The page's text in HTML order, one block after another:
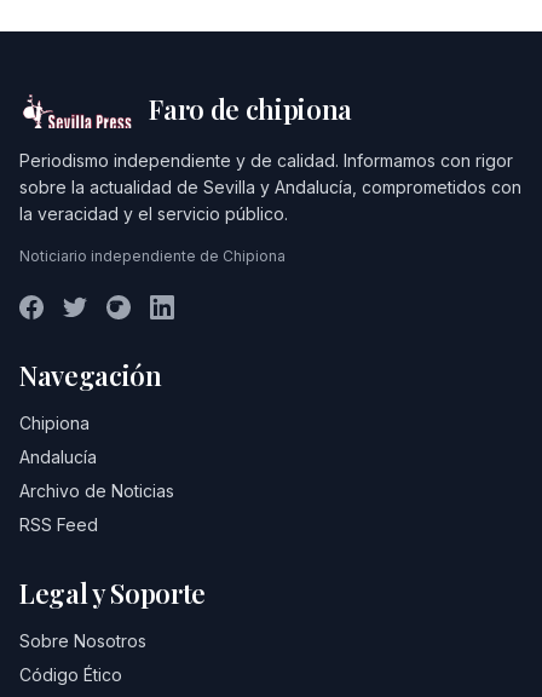
Faro de chipiona
Periodismo independiente y de calidad. Informamos con rigor
sobre la actualidad de Sevilla y Andalucía, comprometidos con
la veracidad y el servicio público.
Noticiario independiente de Chipiona
Navegación
Chipiona
Andalucía
Archivo de Noticias
RSS Feed
Legal y Soporte
Sobre Nosotros
Código Ético